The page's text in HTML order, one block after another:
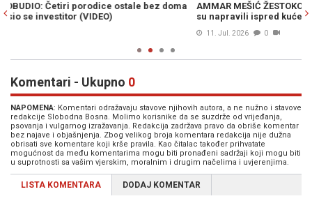
AMMAR MEŠIĆ ŽESTOKO PROZVAO SRPSKE VLASTI: Pokazao je šta
su napravili ispred kuće njegovih roditelja
Komentari - Ukupno 0
NAPOMENA: Komentari odražavaju stavove njihovih autora, a ne nužno i stavove
redakcije Slobodna Bosna. Molimo korisnike da se suzdrže od vrijeđanja,
psovanja i vulgarnog izražavanja. Redakcija zadržava pravo da obriše komentar
bez najave i objašnjenja. Zbog velikog broja komentara redakcija nije dužna
obrisati sve komentare koji krše pravila. Kao čitalac također prihvatate
mogućnost da među komentarima mogu biti pronađeni sadržaji koji mogu biti
u suprotnosti sa vašim vjerskim, moralnim i drugim načelima i uvjerenjima.
LISTA KOMENTARA DODAJ KOMENTAR